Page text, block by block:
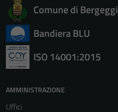
Comune di Bergeggi
Bandiera BLU
ISO 14001:2015
AMMINISTRAZIONE
Uffici